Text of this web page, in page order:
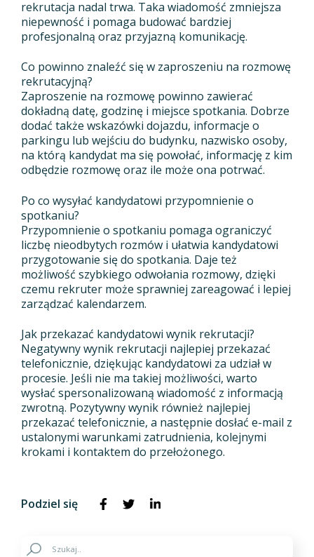
rekrutacja nadal trwa. Taka wiadomość zmniejsza
niepewność i pomaga budować bardziej
profesjonalną oraz przyjazną komunikację.
Co powinno znaleźć się w zaproszeniu na rozmowę
rekrutacyjną?
Zaproszenie na rozmowę powinno zawierać
dokładną datę, godzinę i miejsce spotkania. Dobrze
dodać także wskazówki dojazdu, informacje o
parkingu lub wejściu do budynku, nazwisko osoby,
na którą kandydat ma się powołać, informację z kim
odbędzie rozmowę oraz ile może ona potrwać.
Po co wysyłać kandydatowi przypomnienie o
spotkaniu?
Przypomnienie o spotkaniu pomaga ograniczyć
liczbę nieodbytych rozmów i ułatwia kandydatowi
przygotowanie się do spotkania. Daje też
możliwość szybkiego odwołania rozmowy, dzięki
czemu rekruter może sprawniej zareagować i lepiej
zarządzać kalendarzem.
Jak przekazać kandydatowi wynik rekrutacji?
Negatywny wynik rekrutacji najlepiej przekazać
telefonicznie, dziękując kandydatowi za udział w
procesie. Jeśli nie ma takiej możliwości, warto
wysłać spersonalizowaną wiadomość z informacją
zwrotną. Pozytywny wynik również najlepiej
przekazać telefonicznie, a następnie dosłać e-mail z
ustalonymi warunkami zatrudnienia, kolejnymi
krokami i kontaktem do przełożonego.
Podziel się